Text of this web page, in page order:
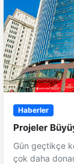
Haberler
Projeler
Gün geçtikçe
çok daha